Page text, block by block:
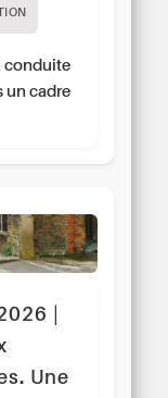
conduite
un cadre
|
Une